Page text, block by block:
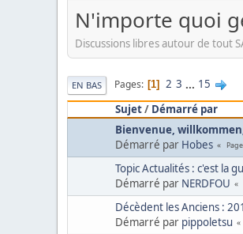
N'importe quoi
Discussions libres autour de tout
EN BAS Pages 1 2 3 ... 15
Sujet/ Démarré par
Bienvenue,
Démarré par Hobes
Topic Actualités : c'est la
Démarré par NERDFOU
Décèdent les Anciens :
Démarré par pippoletsu